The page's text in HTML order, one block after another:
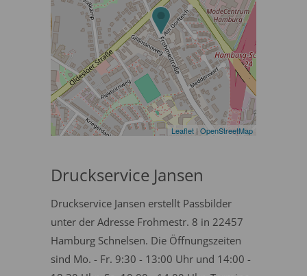
Leaflet | OpenStreetMap
Druckservice Jansen
Druckservice Jansen erstellt Passbilder
unter der Adresse Frohmestr. 8 in 22457
Hamburg Schnelsen. Die Öffnungszeiten
sind Mo. - Fr. 9:30 - 13:00 Uhr und 14:00 -